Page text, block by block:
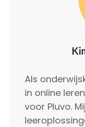
Als
in online
voor Pluvo.